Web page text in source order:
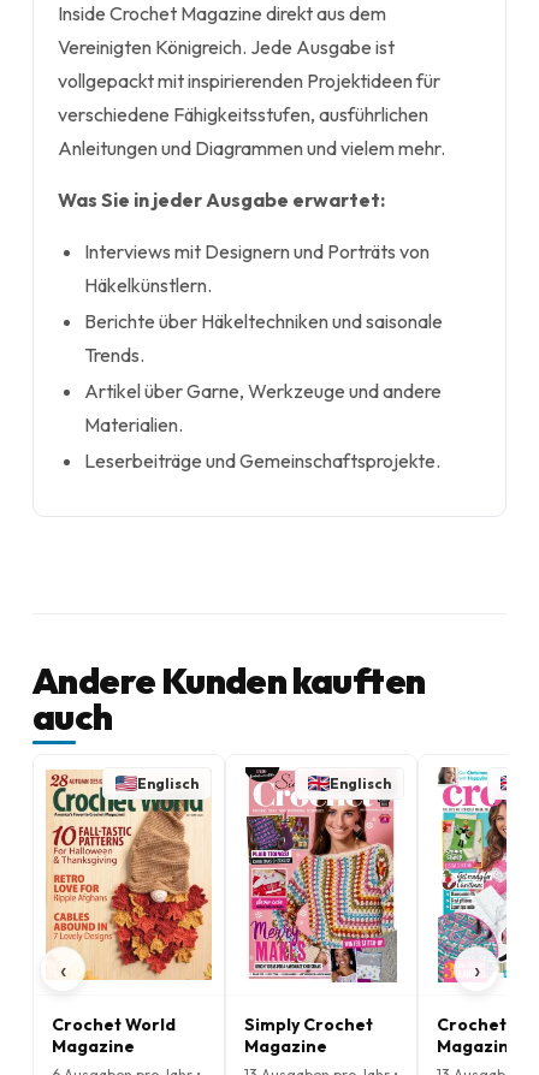
Inside Crochet Magazine direkt aus dem
Vereinigten Königreich. Jede Ausgabe ist
vollgepackt mit inspirierenden Projektideen für
verschiedene Fähigkeitsstufen, ausführlichen
Anleitungen und Diagrammen und vielem mehr.
Was Sie in jeder Ausgabe erwartet:
Interviews mit Designern und Porträts von
Häkelkünstlern.
Berichte über Häkeltechniken und saisonale
Trends.
Artikel über Garne, Werkzeuge und andere
Materialien.
Leserbeiträge und Gemeinschaftsprojekte.
Andere Kunden kauften
auch
‹
Englisch
Crochet World
Magazine
Englisch
Simply Crochet
Magazine
Crochet
Magazine
›